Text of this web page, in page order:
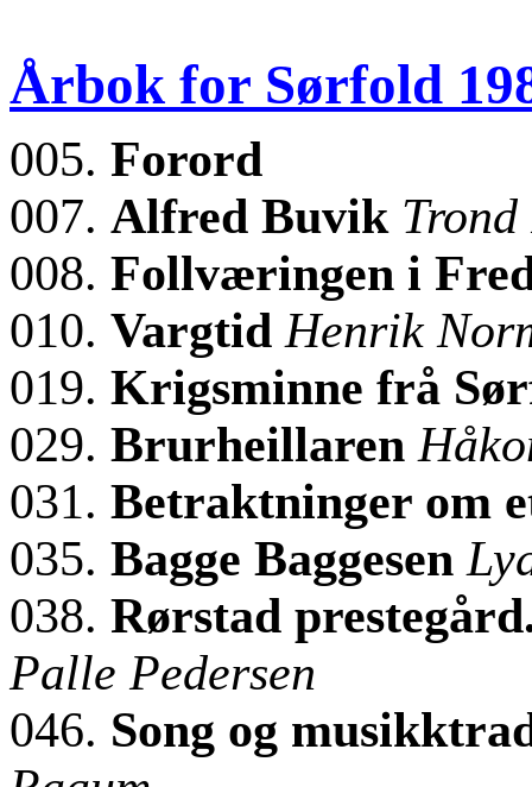
Årbok for Sørfold
005. Forord
007. Alfred Buvik Trond
008. Follværingen i
010. Vargtid Henrik
019. Krigsminne frå
029. Brurheillaren
031. Betraktninger om
035. Bagge Baggesen
038. Rørstad
Palle Pedersen
046. Song og